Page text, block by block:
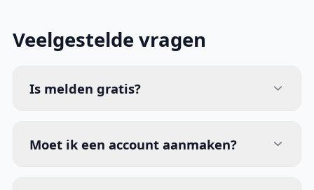
Veelgestelde vragen
Is melden gratis?
Moet ik een account aanmaken?